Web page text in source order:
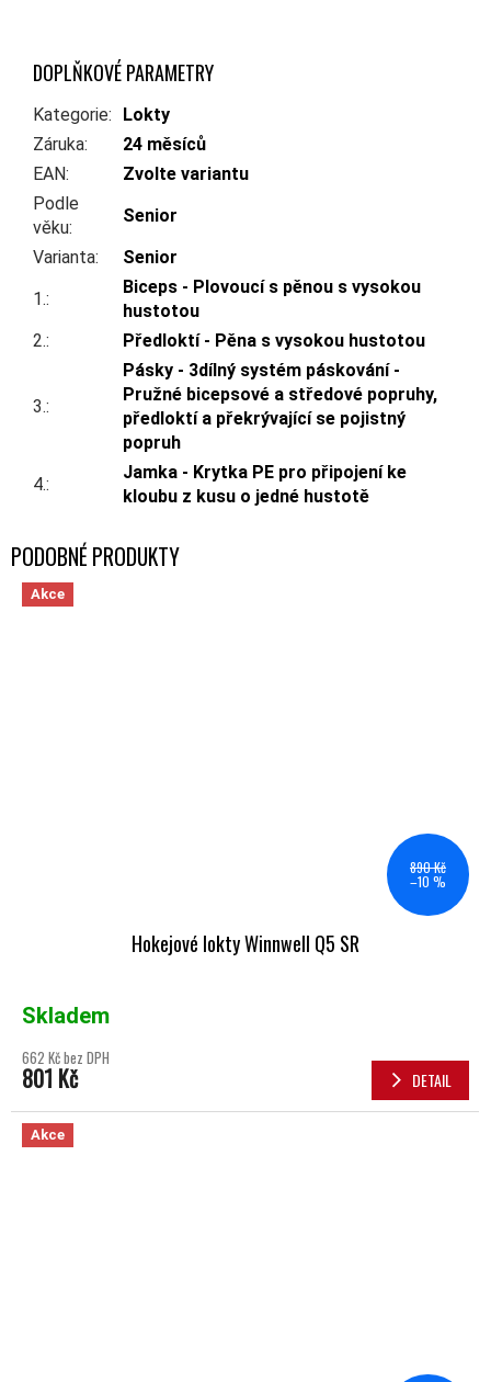
DOPLŇKOVÉ PARAMETRY
Kategorie:
Lokty
Záruka:
24 měsíců
EAN:
Zvolte variantu
Podle
věku:
Senior
Varianta:
Senior
1.:
Biceps - Plovoucí s pěnou s vysokou
hustotou
2.: Předloktí - Pěna s vysokou hustotou
3.:
Pásky - 3dílný systém páskování -
Pružné bicepsové a středové popruhy,
předloktí a překrývající se pojistný
popruh
4.:
Jamka - Krytka PE pro připojení ke
kloubu z kusu o jedné hustotě
Akce
890 Kč
–10 %
Hokejové lokty Winnwell Q5 SR
Skladem
662 Kč bez DPH
801 Kč DETAIL
Akce